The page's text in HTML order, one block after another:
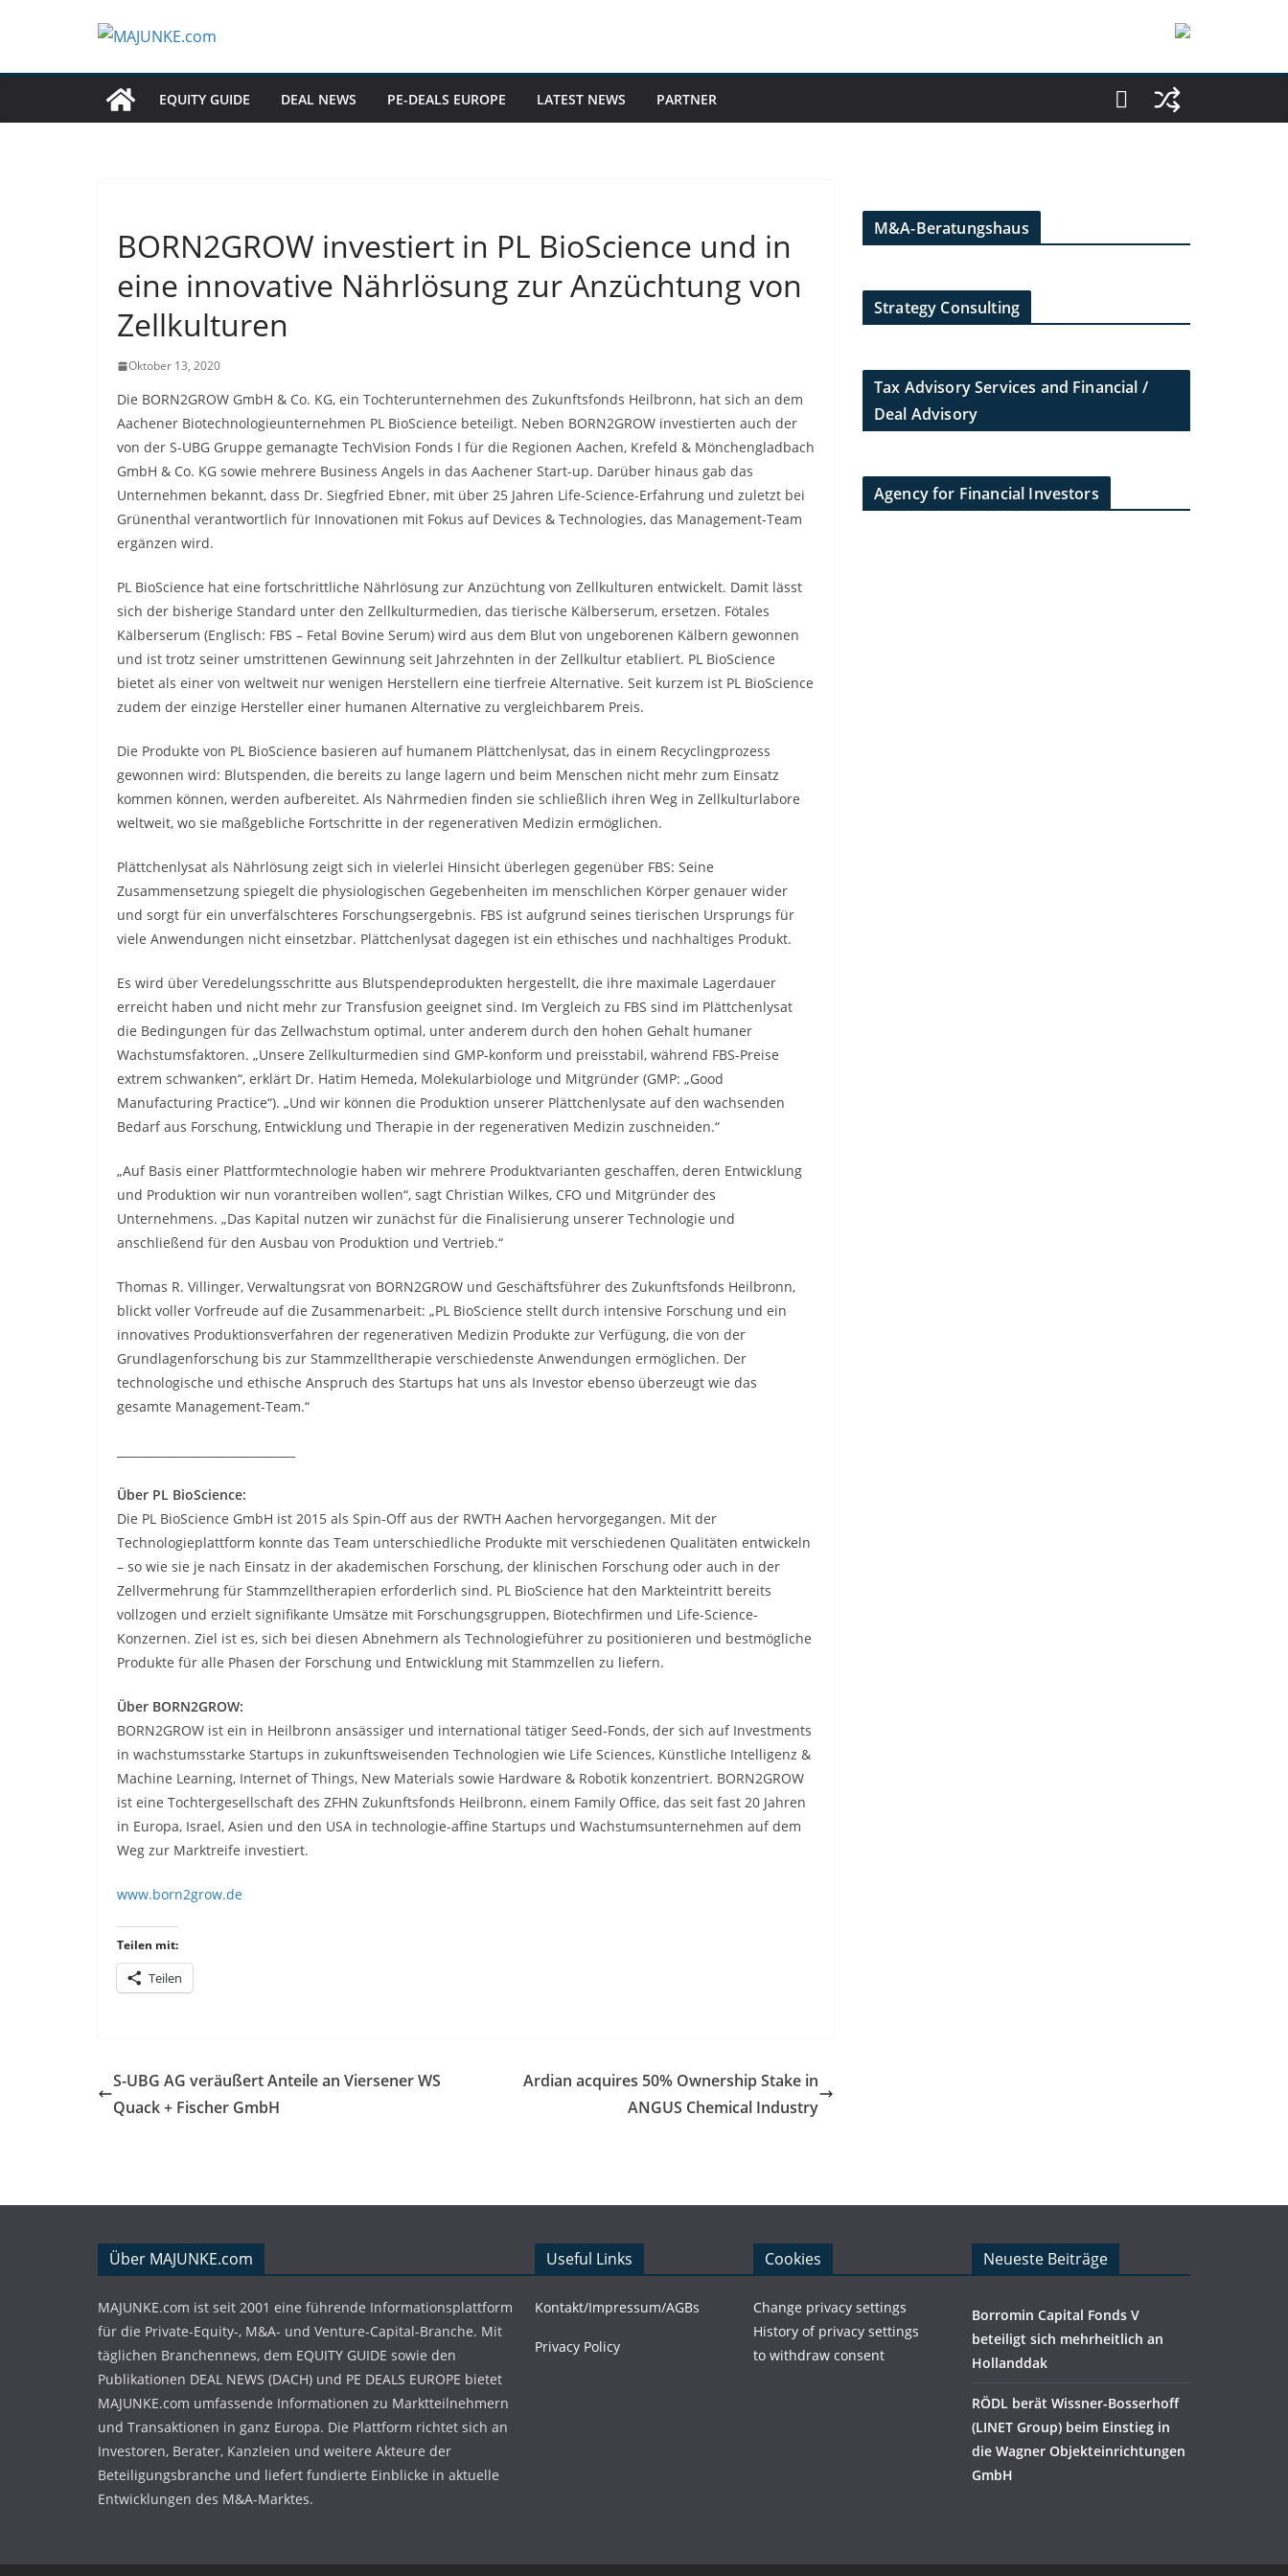
EQUITY GUIDE DEAL NEWS PE-DEALS EUROPE LATEST NEWS PARTNER
BORN2GROW investiert in PL BioScience und in
eine innovative Nährlösung zur Anzüchtung von
Zellkulturen
Oktober 13, 2020
Die BORN2GROW GmbH & Co. KG, ein Tochterunternehmen des Zukunftsfonds Heilbronn, hat sich an dem
Aachener Biotechnologieunternehmen PL BioScience beteiligt. Neben BORN2GROW investierten auch der
von der S-UBG Gruppe gemanagte TechVision Fonds I für die Regionen Aachen, Krefeld & Mönchengladbach
GmbH & Co. KG sowie mehrere Business Angels in das Aachener Start-up. Darüber hinaus gab das
Unternehmen bekannt, dass Dr. Siegfried Ebner, mit über 25 Jahren Life-Science-Erfahrung und zuletzt bei
Grünenthal verantwortlich für Innovationen mit Fokus auf Devices & Technologies, das Management-Team
ergänzen wird.
PL BioScience hat eine fortschrittliche Nährlösung zur Anzüchtung von Zellkulturen entwickelt. Damit lässt
sich der bisherige Standard unter den Zellkulturmedien, das tierische Kälberserum, ersetzen. Fötales
Kälberserum (Englisch: FBS – Fetal Bovine Serum) wird aus dem Blut von ungeborenen Kälbern gewonnen
und ist trotz seiner umstrittenen Gewinnung seit Jahrzehnten in der Zellkultur etabliert. PL BioScience
bietet als einer von weltweit nur wenigen Herstellern eine tierfreie Alternative. Seit kurzem ist PL BioScience
zudem der einzige Hersteller einer humanen Alternative zu vergleichbarem Preis.
Die Produkte von PL BioScience basieren auf humanem Plättchenlysat, das in einem Recyclingprozess
gewonnen wird: Blutspenden, die bereits zu lange lagern und beim Menschen nicht mehr zum Einsatz
kommen können, werden aufbereitet. Als Nährmedien finden sie schließlich ihren Weg in Zellkulturlabore
weltweit, wo sie maßgebliche Fortschritte in der regenerativen Medizin ermöglichen.
Plättchenlysat als Nährlösung zeigt sich in vielerlei Hinsicht überlegen gegenüber FBS: Seine
Zusammensetzung spiegelt die physiologischen Gegebenheiten im menschlichen Körper genauer wider
und sorgt für ein unverfälschteres Forschungsergebnis. FBS ist aufgrund seines tierischen Ursprungs für
viele Anwendungen nicht einsetzbar. Plättchenlysat dagegen ist ein ethisches und nachhaltiges Produkt.
Es wird über Veredelungsschritte aus Blutspendeprodukten hergestellt, die ihre maximale Lagerdauer
erreicht haben und nicht mehr zur Transfusion geeignet sind. Im Vergleich zu FBS sind im Plättchenlysat
die Bedingungen für das Zellwachstum optimal, unter anderem durch den hohen Gehalt humaner
Wachstumsfaktoren. „Unsere Zellkulturmedien sind GMP-konform und preisstabil, während FBS-Preise
extrem schwanken“, erklärt Dr. Hatim Hemeda, Molekularbiologe und Mitgründer (GMP: „Good
Manufacturing Practice“). „Und wir können die Produktion unserer Plättchenlysate auf den wachsenden
Bedarf aus Forschung, Entwicklung und Therapie in der regenerativen Medizin zuschneiden.“
„Auf Basis einer Plattformtechnologie haben wir mehrere Produktvarianten geschaffen, deren Entwicklung
und Produktion wir nun vorantreiben wollen“, sagt Christian Wilkes, CFO und Mitgründer des
Unternehmens. „Das Kapital nutzen wir zunächst für die Finalisierung unserer Technologie und
anschließend für den Ausbau von Produktion und Vertrieb.“
Thomas R. Villinger, Verwaltungsrat von BORN2GROW und Geschäftsführer des Zukunftsfonds Heilbronn,
blickt voller Vorfreude auf die Zusammenarbeit: „PL BioScience stellt durch intensive Forschung und ein
innovatives Produktionsverfahren der regenerativen Medizin Produkte zur Verfügung, die von der
Grundlagenforschung bis zur Stammzelltherapie verschiedenste Anwendungen ermöglichen. Der
technologische und ethische Anspruch des Startups hat uns als Investor ebenso überzeugt wie das
gesamte Management-Team.“
Über PL BioScience:
Die PL BioScience GmbH ist 2015 als Spin-Off aus der RWTH Aachen hervorgegangen. Mit der
Technologieplattform konnte das Team unterschiedliche Produkte mit verschiedenen Qualitäten entwickeln
– so wie sie je nach Einsatz in der akademischen Forschung, der klinischen Forschung oder auch in der
Zellvermehrung für Stammzelltherapien erforderlich sind. PL BioScience hat den Markteintritt bereits
vollzogen und erzielt signifikante Umsätze mit Forschungsgruppen, Biotechfirmen und Life-Science-
Konzernen. Ziel ist es, sich bei diesen Abnehmern als Technologieführer zu positionieren und bestmögliche
Produkte für alle Phasen der Forschung und Entwicklung mit Stammzellen zu liefern.
Über BORN2GROW:
BORN2GROW ist ein in Heilbronn ansässiger und international tätiger Seed-Fonds, der sich auf Investments
in wachstumsstarke Startups in zukunftsweisenden Technologien wie Life Sciences, Künstliche Intelligenz &
Machine Learning, Internet of Things, New Materials sowie Hardware & Robotik konzentriert. BORN2GROW
ist eine Tochtergesellschaft des ZFHN Zukunftsfonds Heilbronn, einem Family Office, das seit fast 20 Jahren
in Europa, Israel, Asien und den USA in technologie-affine Startups und Wachstumsunternehmen auf dem
Weg zur Marktreife investiert.
www.born2grow.de
Teilen mit:
Teilen
S-UBG AG veräußert Anteile an Viersener WS
Quack + Fischer GmbH
Ardian acquires 50% Ownership Stake in
ANGUS Chemical Industry
M&A-Beratungshaus
Strategy Consulting
Tax Advisory Services and Financial /
Deal Advisory
Agency for Financial Investors
Über MAJUNKE.com
MAJUNKE.com ist seit 2001 eine führende Informationsplattform
für die Private-Equity-, M&A- und Venture-Capital-Branche. Mit
täglichen Branchennews, dem EQUITY GUIDE sowie den
Publikationen DEAL NEWS (DACH) und PE DEALS EUROPE bietet
MAJUNKE.com umfassende Informationen zu Marktteilnehmern
und Transaktionen in ganz Europa. Die Plattform richtet sich an
Investoren, Berater, Kanzleien und weitere Akteure der
Beteiligungsbranche und liefert fundierte Einblicke in aktuelle
Entwicklungen des M&A-Marktes.
Useful Links
Kontakt/Impressum/AGBs
Privacy Policy
Cookies
Change privacy settings
History of privacy settings
to withdraw consent
Neueste Beiträge
Borromin Capital Fonds V
beteiligt sich mehrheitlich an
Hollanddak
RÖDL berät Wissner-Bosserhoff
(LINET Group) beim Einstieg in
die Wagner Objekteinrichtungen
GmbH